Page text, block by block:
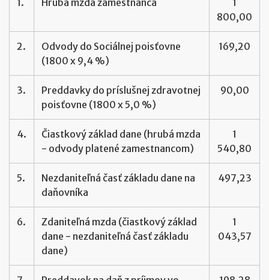
1. Hrubá mzda zamestnanca
1
800,00
2.
Odvody do Sociálnej poisťovne
(1800 x 9,4 %)
169,20
3.
Preddavky do príslušnej zdravotnej
poisťovne (1800 x 5,0 %)
90,00
4.
Čiastkový základ dane (hrubá mzda
- odvody platené zamestnancom)
1
540,80
5.
Nezdaniteľná časť základu dane na
daňovníka
497,23
6.
Zdaniteľná mzda (čiastkový základ
dane - nezdaniteľná časť základu
dane)
1
043,57